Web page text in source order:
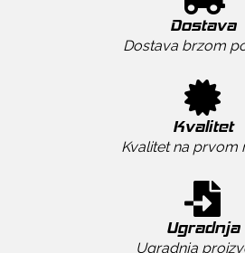
Dostava
Dostava brzom
Kvalitet
Kvalitet na prvom
Ugradnja
Ugradnja